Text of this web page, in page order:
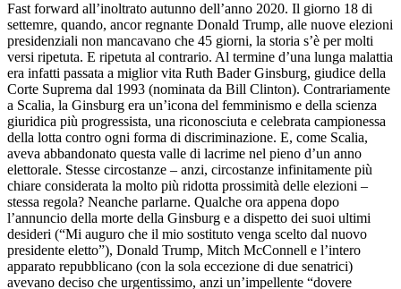
Fast forward all’inoltrato autunno dell’anno 2020. Il giorno 18 di
settemre, quando, ancor regnante Donald Trump, alle nuove elezioni
presidenziali non mancavano che 45 giorni, la storia s’è per molti
versi ripetuta. E ripetuta al contrario. Al termine d’una lunga malattia
era infatti passata a miglior vita Ruth Bader Ginsburg, giudice della
Corte Suprema dal 1993 (nominata da Bill Clinton). Contrariamente
a Scalia, la Ginsburg era un’icona del femminismo e della scienza
giuridica più progressista, una riconosciuta e celebrata campionessa
della lotta contro ogni forma di discriminazione. E, come Scalia,
aveva abbandonato questa valle di lacrime nel pieno d’un anno
elettorale. Stesse circostanze – anzi, circostanze infinitamente più
chiare considerata la molto più ridotta prossimità delle elezioni –
stessa regola? Neanche parlarne. Qualche ora appena dopo
l’annuncio della morte della Ginsburg e a dispetto dei suoi ultimi
desideri (“Mi auguro che il mio sostituto venga scelto dal nuovo
presidente eletto”), Donald Trump, Mitch McConnell e l’intero
apparato repubblicano (con la sola eccezione di due senatrici)
avevano deciso che urgentissimo, anzi un’impellente “dovere